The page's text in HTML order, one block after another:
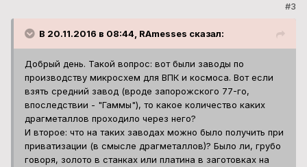
#3
В 20.11.2016 в 08:44, RAmesses сказал:
Добрый день. Такой вопрос: вот были заводы по
производству микросхем для ВПК и космоса. Вот если
взять средний завод (вроде запорожского 77-го,
впоследствии - "Гаммы"), то какое количество каких
драгметаллов проходило через него?
И второе: что на таких заводах можно было получить при
приватизации (в смысле драгметаллов)? Было ли, грубо
говоря, золото в станках или платина в заготовках на